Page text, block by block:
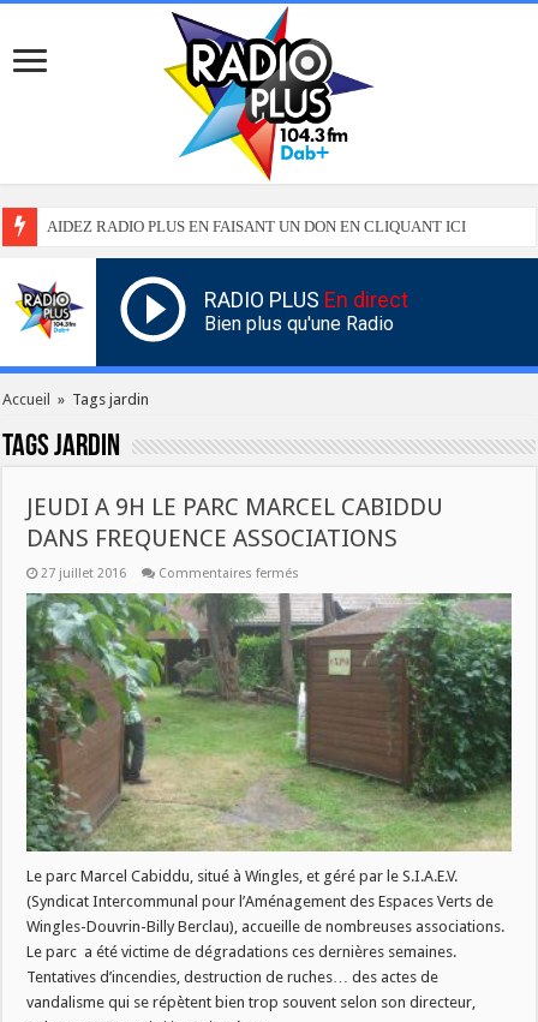
AIDEZ RADIO PLUS EN FAISANT UN DON EN CLIQUANT ICI
RADIO PLUS En direct
Bien plus qu'une Radio
Accueil » Tags jardin
Tagsjardin
JEUDI A 9H LE PARC MARCEL CABIDDU
DANS FREQUENCE ASSOCIATIONS
27 juillet 2016 Commentaires fermés
A
9H
LE
PARC
MARCEL
CABIDDU
DANS
FREQUENCE
ASSOCIATIONS
Le parc Marcel Cabiddu, situé à Wingles, et géré par le S.I.A.E.V.
(Syndicat Intercommunal pour l’Aménagement des Espaces Verts de
Wingles-Douvrin-Billy Berclau), accueille de nombreuses associations.
Le parc a été victime de dégradations ces dernières semaines.
Tentatives d’incendies, destruction de ruches… des actes de
vandalisme qui se répètent bien trop souvent selon son directeur,